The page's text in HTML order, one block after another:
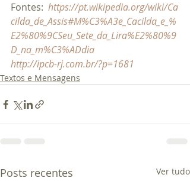
Fontes: https://pt.wikipedia.org/wiki/Ca
cilda_de_Assis#M%C3%A3e_Cacilda_e_%
E2%80%9CSeu_Sete_da_Lira%E2%80%9
D_na_m%C3%ADdia
http://ipcb-rj.com.br/?p=1681
Textos e Mensagens
Posts recentes Ver tudo